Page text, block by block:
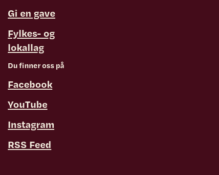
Gi en gave
Fylkes- og
lokallag
Du finner oss på
Facebook
YouTube
Instagram
RSS Feed